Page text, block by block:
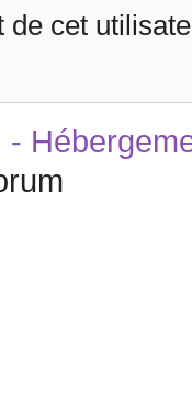
de cet
-